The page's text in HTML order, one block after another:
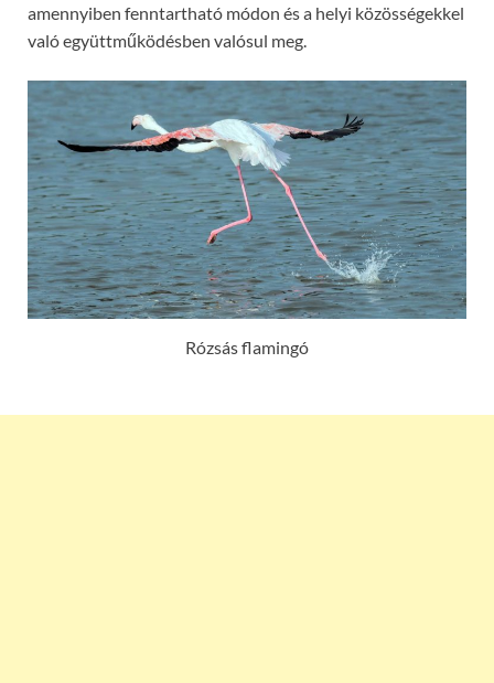
amennyiben fenntartható módon és a helyi közösségekkel
való együttműködésben valósul meg.
Rózsás flamingó